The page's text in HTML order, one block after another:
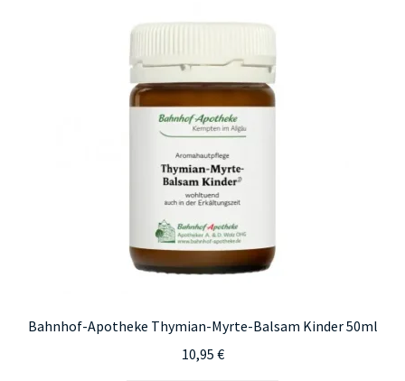
Bahnhof-Apotheke Thymian-Myrte-Balsam Kinder 50ml
10,95 €